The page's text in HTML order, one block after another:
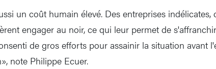
un coût humain élevé. Des entreprises
engager au noir, ce qui leur permet de
de gros efforts pour assainir la situation avant
note Philippe Ecuer.